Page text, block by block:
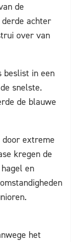
de
achter
over van
beslist in een
snelste.
de blauwe
door extreme
kregen de
en
het